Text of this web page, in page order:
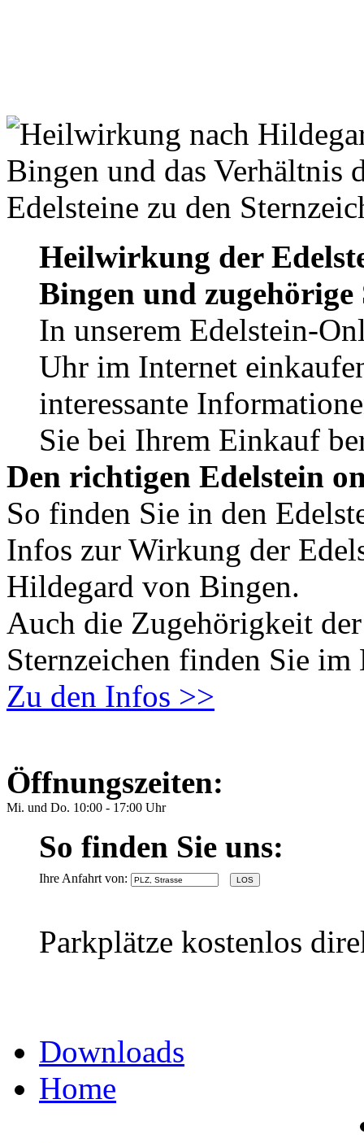
Heilwirkung der
Bingen und zugehörige
In unserem Edelstein-
Uhr im Internet
interessante
Sie bei Ihrem Einkauf
Den richtigen Edelstein
So finden Sie in den
Infos zur Wirkung der
Hildegard von Bingen.
Auch die Zugehörigkeit
Sternzeichen finden Sie
Zu den Infos >>
Öffnungszeiten:
Mi. und Do. 10:00 - 17:00 Uhr
So finden Sie uns:
Ihre Anfahrt von:
Parkplätze kostenlos
Downloads
Home